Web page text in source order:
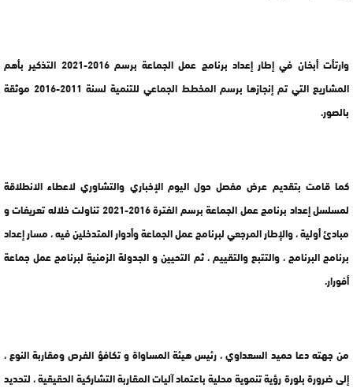
وارتأت أبخان في إطار إعداد برنامج عمل الجماعة برسم 2016-2021 التذكير بأهم
المشاريع التي تم إنجازها برسم المخطط الجماعي للتنمية لسنة 2011-2016 موثقة
بالصور.
كما قامت بتقديم عرض مفصل حول اليوم الإخباري والتشاوري لاعطاء الانطلاقة
لمسلسل إعداد برنامج عمل الجماعة برسم الفترة 2016-2021 تناولت خلاله تعريفات و
مبادئ أولية ، والإطار المرجعي لبرنامج عمل الجماعة وأدوار المتدخلين فيه ، مسار إعداد
برنامج البرنامج ، والتتبع والتقييم ، ثم التحيين و الجدولة الزمنية لبرنامج عمل جماعة
أفورار.
من جهته دعا حميد السعداوي ، رئيس هيئة المساواة و تكافؤ الفرص ومقاربة النوع ،
إلى ضرورة بلورة رؤية تنموية محلية باعتماد آليات المقاربة التشاركية الحقيقية ، لتحديد